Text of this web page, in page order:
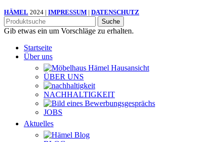
HÄMEL 2024 | IMPRESSUM | DATENSCHUTZ
Suche
Gib etwas ein um Vorschläge zu erhalten.
Startseite
Über uns
ÜBER UNS
NACHHALTIGKEIT
JOBS
Aktuelles